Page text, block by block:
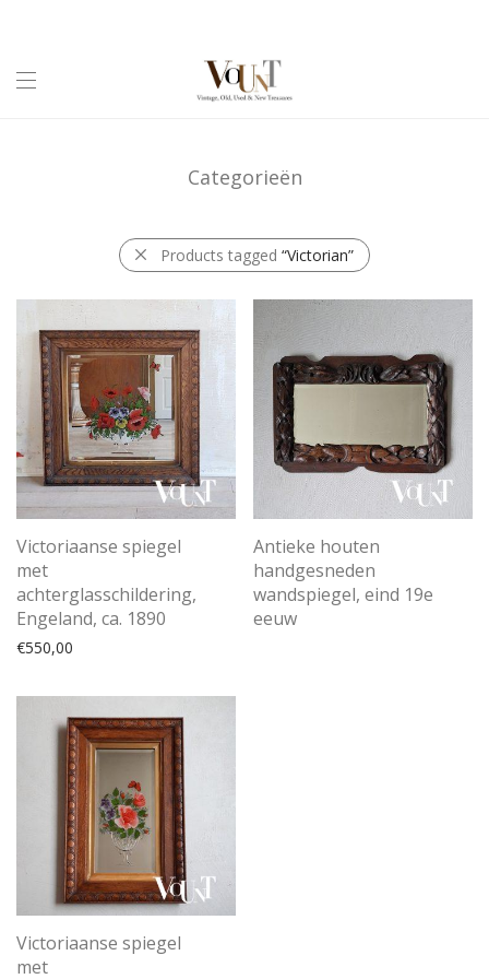
Categorieën
Products tagged “Victorian”
Victoriaanse spiegel
met
achterglasschildering,
Engeland, ca. 1890
€550,00
Antieke houten
handgesneden
wandspiegel, eind 19e
eeuw
Victoriaanse spiegel
met